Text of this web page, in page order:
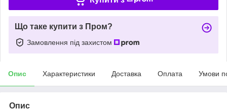
Що таке купити з Пром?
Замовлення під захистом
Опис Характеристики Доставка Оплата Умови
Опис